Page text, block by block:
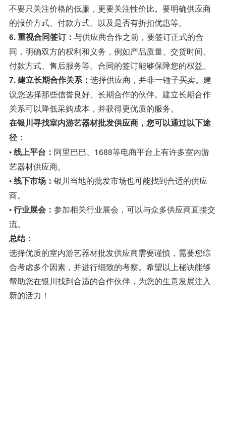
不要只关注价格的低廉，更要关注性价比。要明确供应商
的报价方式、付款方式、以及是否有折扣优惠等。
6. 重视合同签订： 与供应商合作之前，要签订正式的合
同，明确双方的权利和义务，例如产品质量、交货时间、
付款方式、售后服务等。合同的签订能够保障您的权益。
7. 建立长期合作关系： 选择供应商，并非一锤子买卖。建
议您选择那些信誉良好、长期合作的伙伴。建立长期合作
关系可以降低采购成本，并获得更优质的服务。
在银川寻找室内游艺器材批发供应商，您可以通过以下途
径：
•线上平台： 阿里巴巴、1688等电商平台上有许多室内游
艺器材供应商。
•线下市场： 银川当地的批发市场也可能找到合适的供应
商。
•行业展会： 参加相关行业展会，可以与众多供应商直接交
流。
总结：
选择优质的室内游艺器材批发供应商需要谨慎，需要您综
合考虑多个因素，并进行细致的考察。希望以上秘诀能够
帮助您在银川找到合适的合作伙伴，为您的生意发展注入
新的活力！